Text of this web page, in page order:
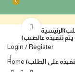
الرئيسية
يتم تنفيذه عالطلب)
Login / Register
00
Click to
Home على الطلب)